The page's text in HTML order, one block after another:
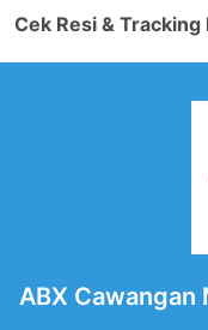
Cek Resi & Tracking
ABX Cawangan